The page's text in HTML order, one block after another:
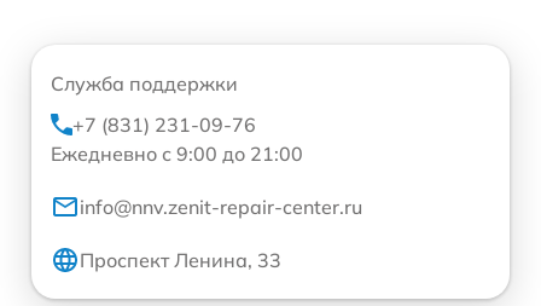
Служба поддержки
+7 (831) 231-09-76
Ежедневно с 9:00 до 21:00
info@nnv.zenit-repair-center.ru
Проспект Ленина, 33